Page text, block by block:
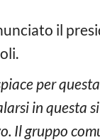
il
per
in questa
Il gruppo